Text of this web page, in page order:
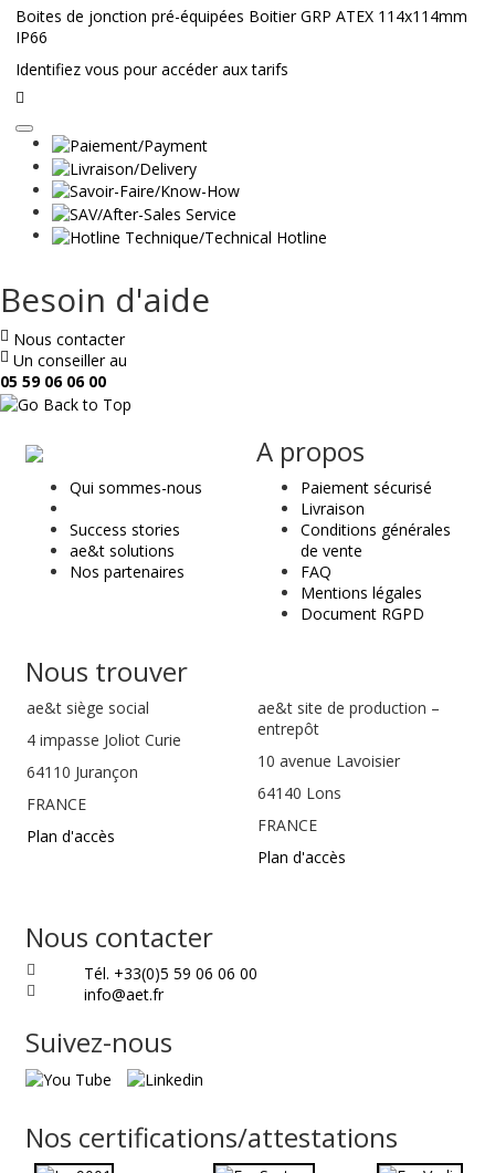
Boites de jonction pré-équipées Boitier GRP ATEX 114x114mm
IP66
Identifiez vous pour accéder aux tarifs
la
suite
Besoin d'aide
Nous contacter
Un conseiller au
05 59 06 06 00
ae
&
t
Qui sommes-nous
Success stories
ae&t solutions
Nos partenaires
A propos
Paiement sécurisé
Livraison
Conditions générales
de vente
FAQ
Mentions légales
Document RGPD
Nous trouver
ae&t siège social
4 impasse Joliot Curie
64110 Jurançon
FRANCE
Plan d'accès
ae&t site de production –
entrepôt
10 avenue Lavoisier
64140 Lons
FRANCE
Plan d'accès
Nous contacter
Tél. +33(0)5 59 06 06 00
info@aet.fr
Suivez-nous
Nos certifications/attestations